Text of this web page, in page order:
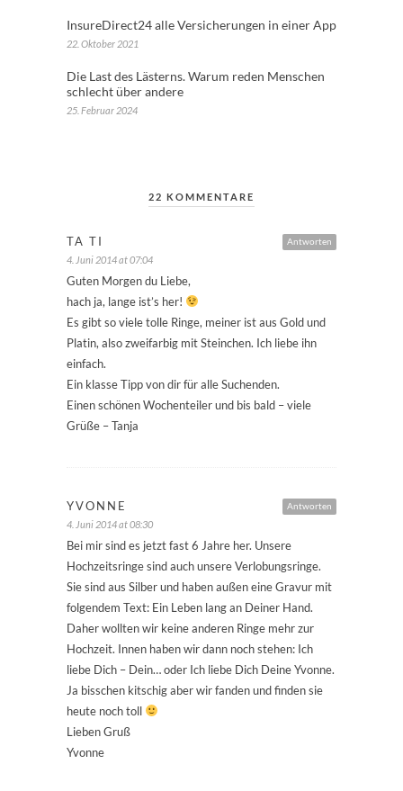
InsureDirect24 alle Versicherungen in einer App
22. Oktober 2021
Die Last des Lästerns. Warum reden Menschen
schlecht über andere
25. Februar 2024
22 KOMMENTARE
Antworten
TA TI
4. Juni 2014 at 07:04
Guten Morgen du Liebe,
hach ja, lange ist’s her!
Es gibt so viele tolle Ringe, meiner ist aus Gold und
Platin, also zweifarbig mit Steinchen. Ich liebe ihn
einfach.
Ein klasse Tipp von dir für alle Suchenden.
Einen schönen Wochenteiler und bis bald – viele
Grüße – Tanja
Antworten
YVONNE
4. Juni 2014 at 08:30
Bei mir sind es jetzt fast 6 Jahre her. Unsere
Hochzeitsringe sind auch unsere Verlobungsringe.
Sie sind aus Silber und haben außen eine Gravur mit
folgendem Text: Ein Leben lang an Deiner Hand.
Daher wollten wir keine anderen Ringe mehr zur
Hochzeit. Innen haben wir dann noch stehen: Ich
liebe Dich – Dein… oder Ich liebe Dich Deine Yvonne.
Ja bisschen kitschig aber wir fanden und finden sie
heute noch toll
Lieben Gruß
Yvonne